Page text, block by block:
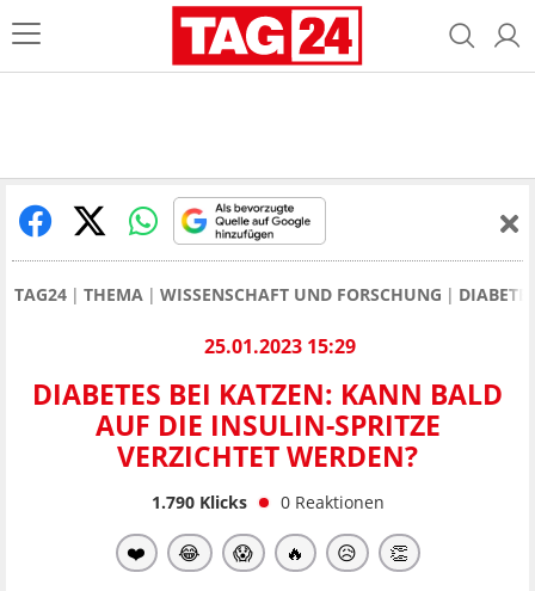
TAG24 THEMA WISSENSCHAFT UND FORSCHUNG
25.01.2023 15:29
DIABETES BEI KATZEN: KANN BALD
AUF DIE INSULIN-SPRITZE
VERZICHTET WERDEN?
1.790Klicks 0 Reaktionen
❤️ 😂 😱 🔥 😥 👏